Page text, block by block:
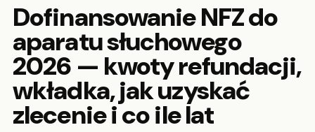
Dofinansowanie NFZ do
aparatu słuchowego
2026 — kwoty refundacji,
wkładka, jak uzyskać
zlecenie i co ile lat